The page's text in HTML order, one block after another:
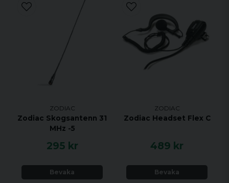
ZODIAC
Zodiac Skogsantenn 31
MHz -5
295 kr
Bevaka
ZODIAC
Zodiac Headset Flex C
489 kr
Bevaka